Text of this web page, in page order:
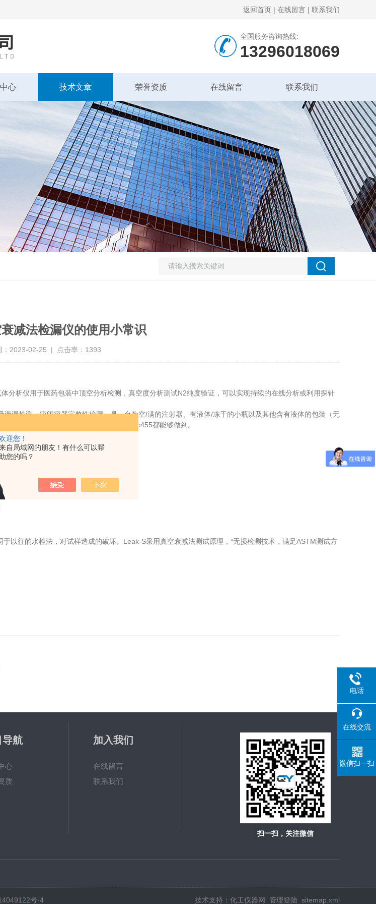
迎您！
自局域网的朋友！有什么可以帮
助您的吗？
返回首页 | 在线留言 | 联系我们
全国服务咨询热线:
13296018069
心 技术文章 荣誉资质 在线留言 联系我们
减法检漏仪的使用小常识
：2023-02-25 | 点击率：1393
分析仪用于医药包装中顶空分析检测，真空度分析测试N2纯度验证，可以实现持续的在线分析或利用探针
检测、密闭容器完整性检漏，是一台为空/满的注射器、有液体/冻干的小瓶以及其他含有液体的包装（无
、可重复性和准确性。密封测试仪VeriPac455都能够做到。
常使用，有效降低了测试成本
合格
往的水检法，对试样造成的破坏。Leak-S采用真空衰减法测试原理，*无损检测技术，满足ASTM测试方
导航
心
质
加入我们
在线留言
联系我们
扫一扫，关注微信
号-4 技术支持： 化工仪器网 管理登陆 sitemap.xml
电话
在线交流
微信扫一扫